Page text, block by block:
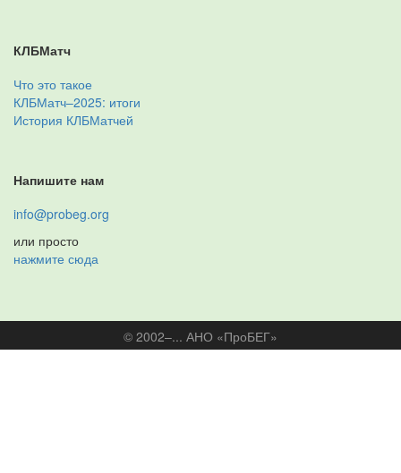
КЛБМатч
Что это такое
КЛБМатч–2025: итоги
История КЛБМатчей
Напишите нам
info@probeg.org
или просто
нажмите сюда
© 2002–... АНО «ПроБЕГ»